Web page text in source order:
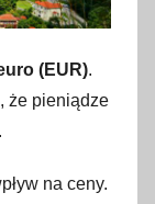
(EUR).
że pieniądze
na ceny.